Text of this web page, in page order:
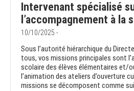
Intervenant spécialisé
l’accompagnement à la
10/10/2025 -
Sous l’autorité hiérarchique du
tous, vos missions principales sont
scolaire des élèves élémentaires et/
l’animation des ateliers d’ouverture
missions se décomposent comme